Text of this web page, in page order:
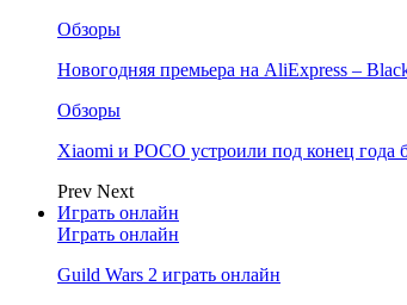
Обзоры
Новогодняя премьера на AliExpress –
Обзоры
Xiaomi и POCO устроили под конец
Prev Next
Играть онлайн
Играть онлайн
Guild Wars 2 играть онлайн